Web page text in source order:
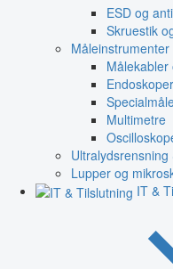
ESD og
Skruestik
Måleinstrumenter
Multimetre
Ultralydsrensning
Lupper og
IT &